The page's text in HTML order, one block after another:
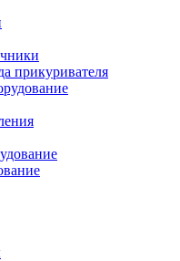
прикуривателя